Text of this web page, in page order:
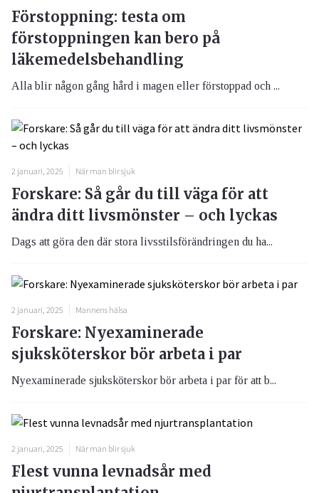
Förstoppning: testa om
förstoppningen kan bero på
läkemedelsbehandling
Alla blir någon gång hård i magen eller förstoppad och ...
2 januari, 2025 När man blir sjuk
Forskare: Så går du till väga för att
ändra ditt livsmönster – och lyckas
Dags att göra den där stora livsstilsförändringen du ha...
2 januari, 2025 Mannens hälsa
Forskare: Nyexaminerade
sjuksköterskor bör arbeta i par
Nyexaminerade sjuksköterskor bör arbeta i par för att b...
2 januari, 2025 När man blir sjuk
Flest vunna levnadsår med